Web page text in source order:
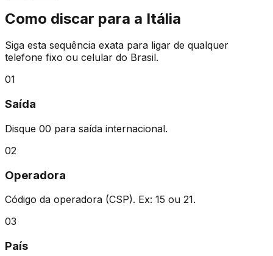
Como discar para a Itália
Siga esta sequência exata para ligar de qualquer
telefone fixo ou celular do Brasil.
01
Saída
Disque 00 para saída internacional.
02
Operadora
Código da operadora (CSP). Ex: 15 ou 21.
03
País